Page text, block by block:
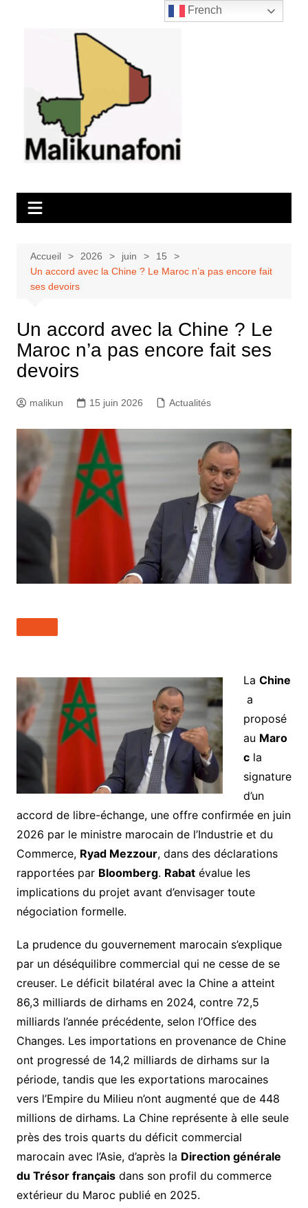
Accueil 2026 juin
15
Un accord avec la Chine ? Le Maroc n’a pas encore fait
ses devoirs
Un accord avec la Chine ? Le
Maroc n’a pas encore fait ses
devoirs
malikun 15 juin 2026 Actualités
La Chine
a
proposé
au Maro
cla
signature
d’un
accord de libre-échange, une offre confirmée en juin
2026 par le ministre marocain de l’Industrie et du
Commerce, Ryad Mezzour, dans des déclarations
rapportées par Bloomberg. Rabatévalue les
implications du projet avant d’envisager toute
négociation formelle.
La prudence du gouvernement marocain s’explique
par un déséquilibre commercial qui ne cesse de se
creuser. Le déficit bilatéral avec la Chine a atteint
86,3 milliards de dirhams en 2024, contre 72,5
milliards l’année précédente, selon l’Office des
Changes. Les importations en provenance de Chine
ont progressé de 14,2 milliards de dirhams sur la
période, tandis que les exportations marocaines
vers l’Empire du Milieu n’ont augmenté que de 448
millions de dirhams. La Chine représente à elle seule
près des trois quarts du déficit commercial
marocain avec l’Asie, d’après la Direction générale
du Trésor françaisdans son profil du commerce
extérieur du Maroc publié en 2025.
French